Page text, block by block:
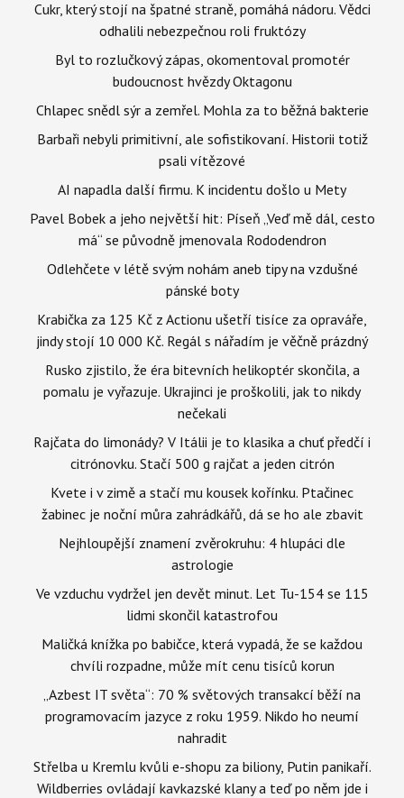
Cukr, který stojí na špatné straně, pomáhá nádoru. Vědci
odhalili nebezpečnou roli fruktózy
Byl to rozlučkový zápas, okomentoval promotér
budoucnost hvězdy Oktagonu
Chlapec snědl sýr a zemřel. Mohla za to běžná bakterie
Barbaři nebyli primitivní, ale sofistikovaní. Historii totiž
psali vítězové
AI napadla další firmu. K incidentu došlo u Mety
Pavel Bobek a jeho největší hit: Píseň „Veď mě dál, cesto
má“ se původně jmenovala Rododendron
Odlehčete v létě svým nohám aneb tipy na vzdušné
pánské boty
Krabička za 125 Kč z Actionu ušetří tisíce za opraváře,
jindy stojí 10 000 Kč. Regál s nářadím je věčně prázdný
Rusko zjistilo, že éra bitevních helikoptér skončila, a
pomalu je vyřazuje. Ukrajinci je proškolili, jak to nikdy
nečekali
Rajčata do limonády? V Itálii je to klasika a chuť předčí i
citrónovku. Stačí 500 g rajčat a jeden citrón
Kvete i v zimě a stačí mu kousek kořínku. Ptačinec
žabinec je noční můra zahrádkářů, dá se ho ale zbavit
Nejhloupější znamení zvěrokruhu: 4 hlupáci dle
astrologie
Ve vzduchu vydržel jen devět minut. Let Tu-154 se 115
lidmi skončil katastrofou
Maličká knížka po babičce, která vypadá, že se každou
chvíli rozpadne, může mít cenu tisíců korun
„Azbest IT světa“: 70 % světových transakcí běží na
programovacím jazyce z roku 1959. Nikdo ho neumí
nahradit
Střelba u Kremlu kvůli e-shopu za biliony, Putin panikaří.
Wildberries ovládají kavkazské klany a teď po něm jde i